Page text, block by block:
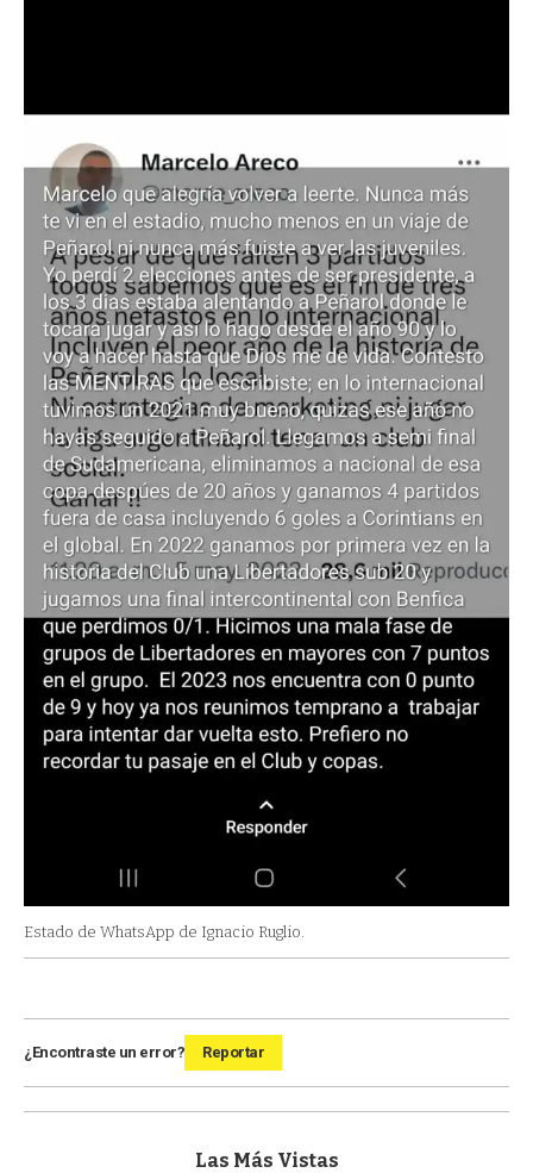
Estado de WhatsApp de Ignacio Ruglio.
¿Encontraste un error? Reportar
Las Más Vistas